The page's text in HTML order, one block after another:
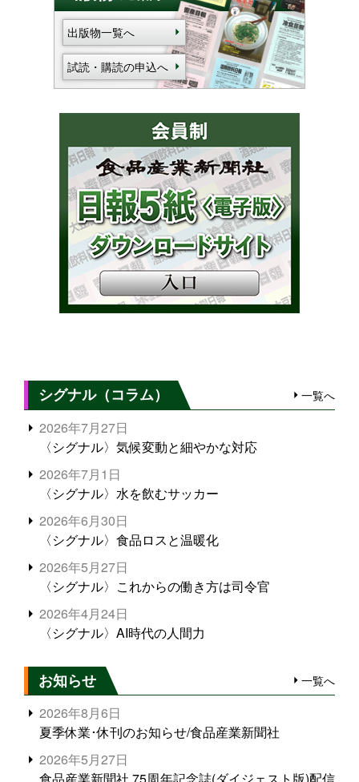
出版物一覧へ
試読・購読の申込へ
シグナル（コラム） 一覧へ
2026年7月27日
〈シグナル〉気候変動と細やかな対応
2026年7月1日
〈シグナル〉水を飲むサッカー
2026年6月30日
〈シグナル〉食品ロスと温暖化
2026年5月27日
〈シグナル〉これからの働き方は司令官
2026年4月24日
〈シグナル〉AI時代の人間力
お知らせ 一覧へ
2026年8月6日
夏季休業･休刊のお知らせ/食品産業新聞社
2026年5月27日